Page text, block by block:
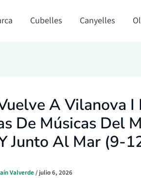
Cubelles Canyelles
A Vilanova I
De Músicas Del
Junto Al Mar (9-
Valverde / julio 6, 2026